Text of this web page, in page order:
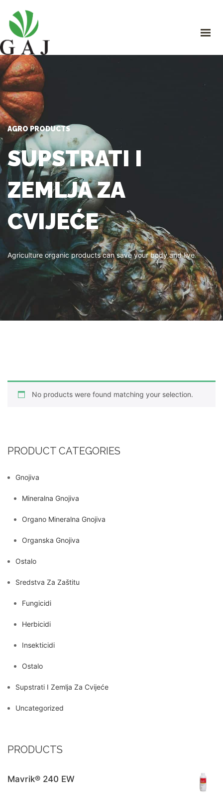
AGRO PRODUCTS
SUPSTRATI I
ZEMLJA ZA
CVIJEĆE
Agriculture organic products can save your body and live
No products were found matching your selection.
PRODUCT CATEGORIES
Gnojiva
Mineralna Gnojiva
Organo Mineralna Gnojiva
Organska Gnojiva
Ostalo
Sredstva Za Zaštitu
Fungicidi
Herbicidi
Insekticidi
Ostalo
Supstrati I Zemlja Za Cvijeće
Uncategorized
PRODUCTS
Mavrik® 240 EW